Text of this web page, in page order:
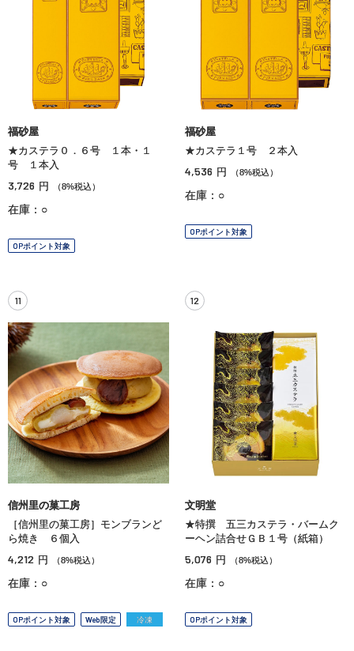
福砂屋
★カステラ０．６号 １本・１
号 １本入
3,726 円 （8%税込）
在庫：○
OPポイント対象
福砂屋
★カステラ１号 ２本入
4,536 円 （8%税込）
在庫：○
OPポイント対象
11
信州里の菓工房
［信州里の菓工房］モンブランど
ら焼き ６個入
4,212 円 （8%税込）
在庫：○
OPポイント対象 Web限定 冷凍
12
文明堂
★特撰 五三カステラ・バームク
ーヘン詰合せＧＢ１号（紙箱）
5,076 円 （8%税込）
在庫：○
OPポイント対象